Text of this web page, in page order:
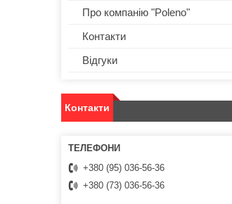
Про компанію "Poleno"
Контакти
Відгуки
Контакти
+380 (95) 036-56-36
+380 (73) 036-56-36